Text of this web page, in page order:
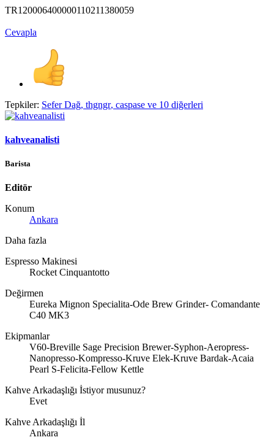
TR120006400000110211380059
Cevapla
Tepkiler: Sefer Dağ, thgngr, caspase ve 10 diğerleri
kahveanalisti
Barista
Editör
Konum
Ankara
Daha fazla
Espresso Makinesi
Rocket Cinquantotto
Değirmen
Eureka Mignon Specialita-Ode Brew Grinder- Comandante
C40 MK3
Ekipmanlar
V60-Breville Sage Precision Brewer-Syphon-Aeropress-
Nanopresso-Kompresso-Kruve Elek-Kruve Bardak-Acaia
Pearl S-Felicita-Fellow Kettle
Kahve Arkadaşlığı İstiyor musunuz?
Evet
Kahve Arkadaşlığı İl
Ankara